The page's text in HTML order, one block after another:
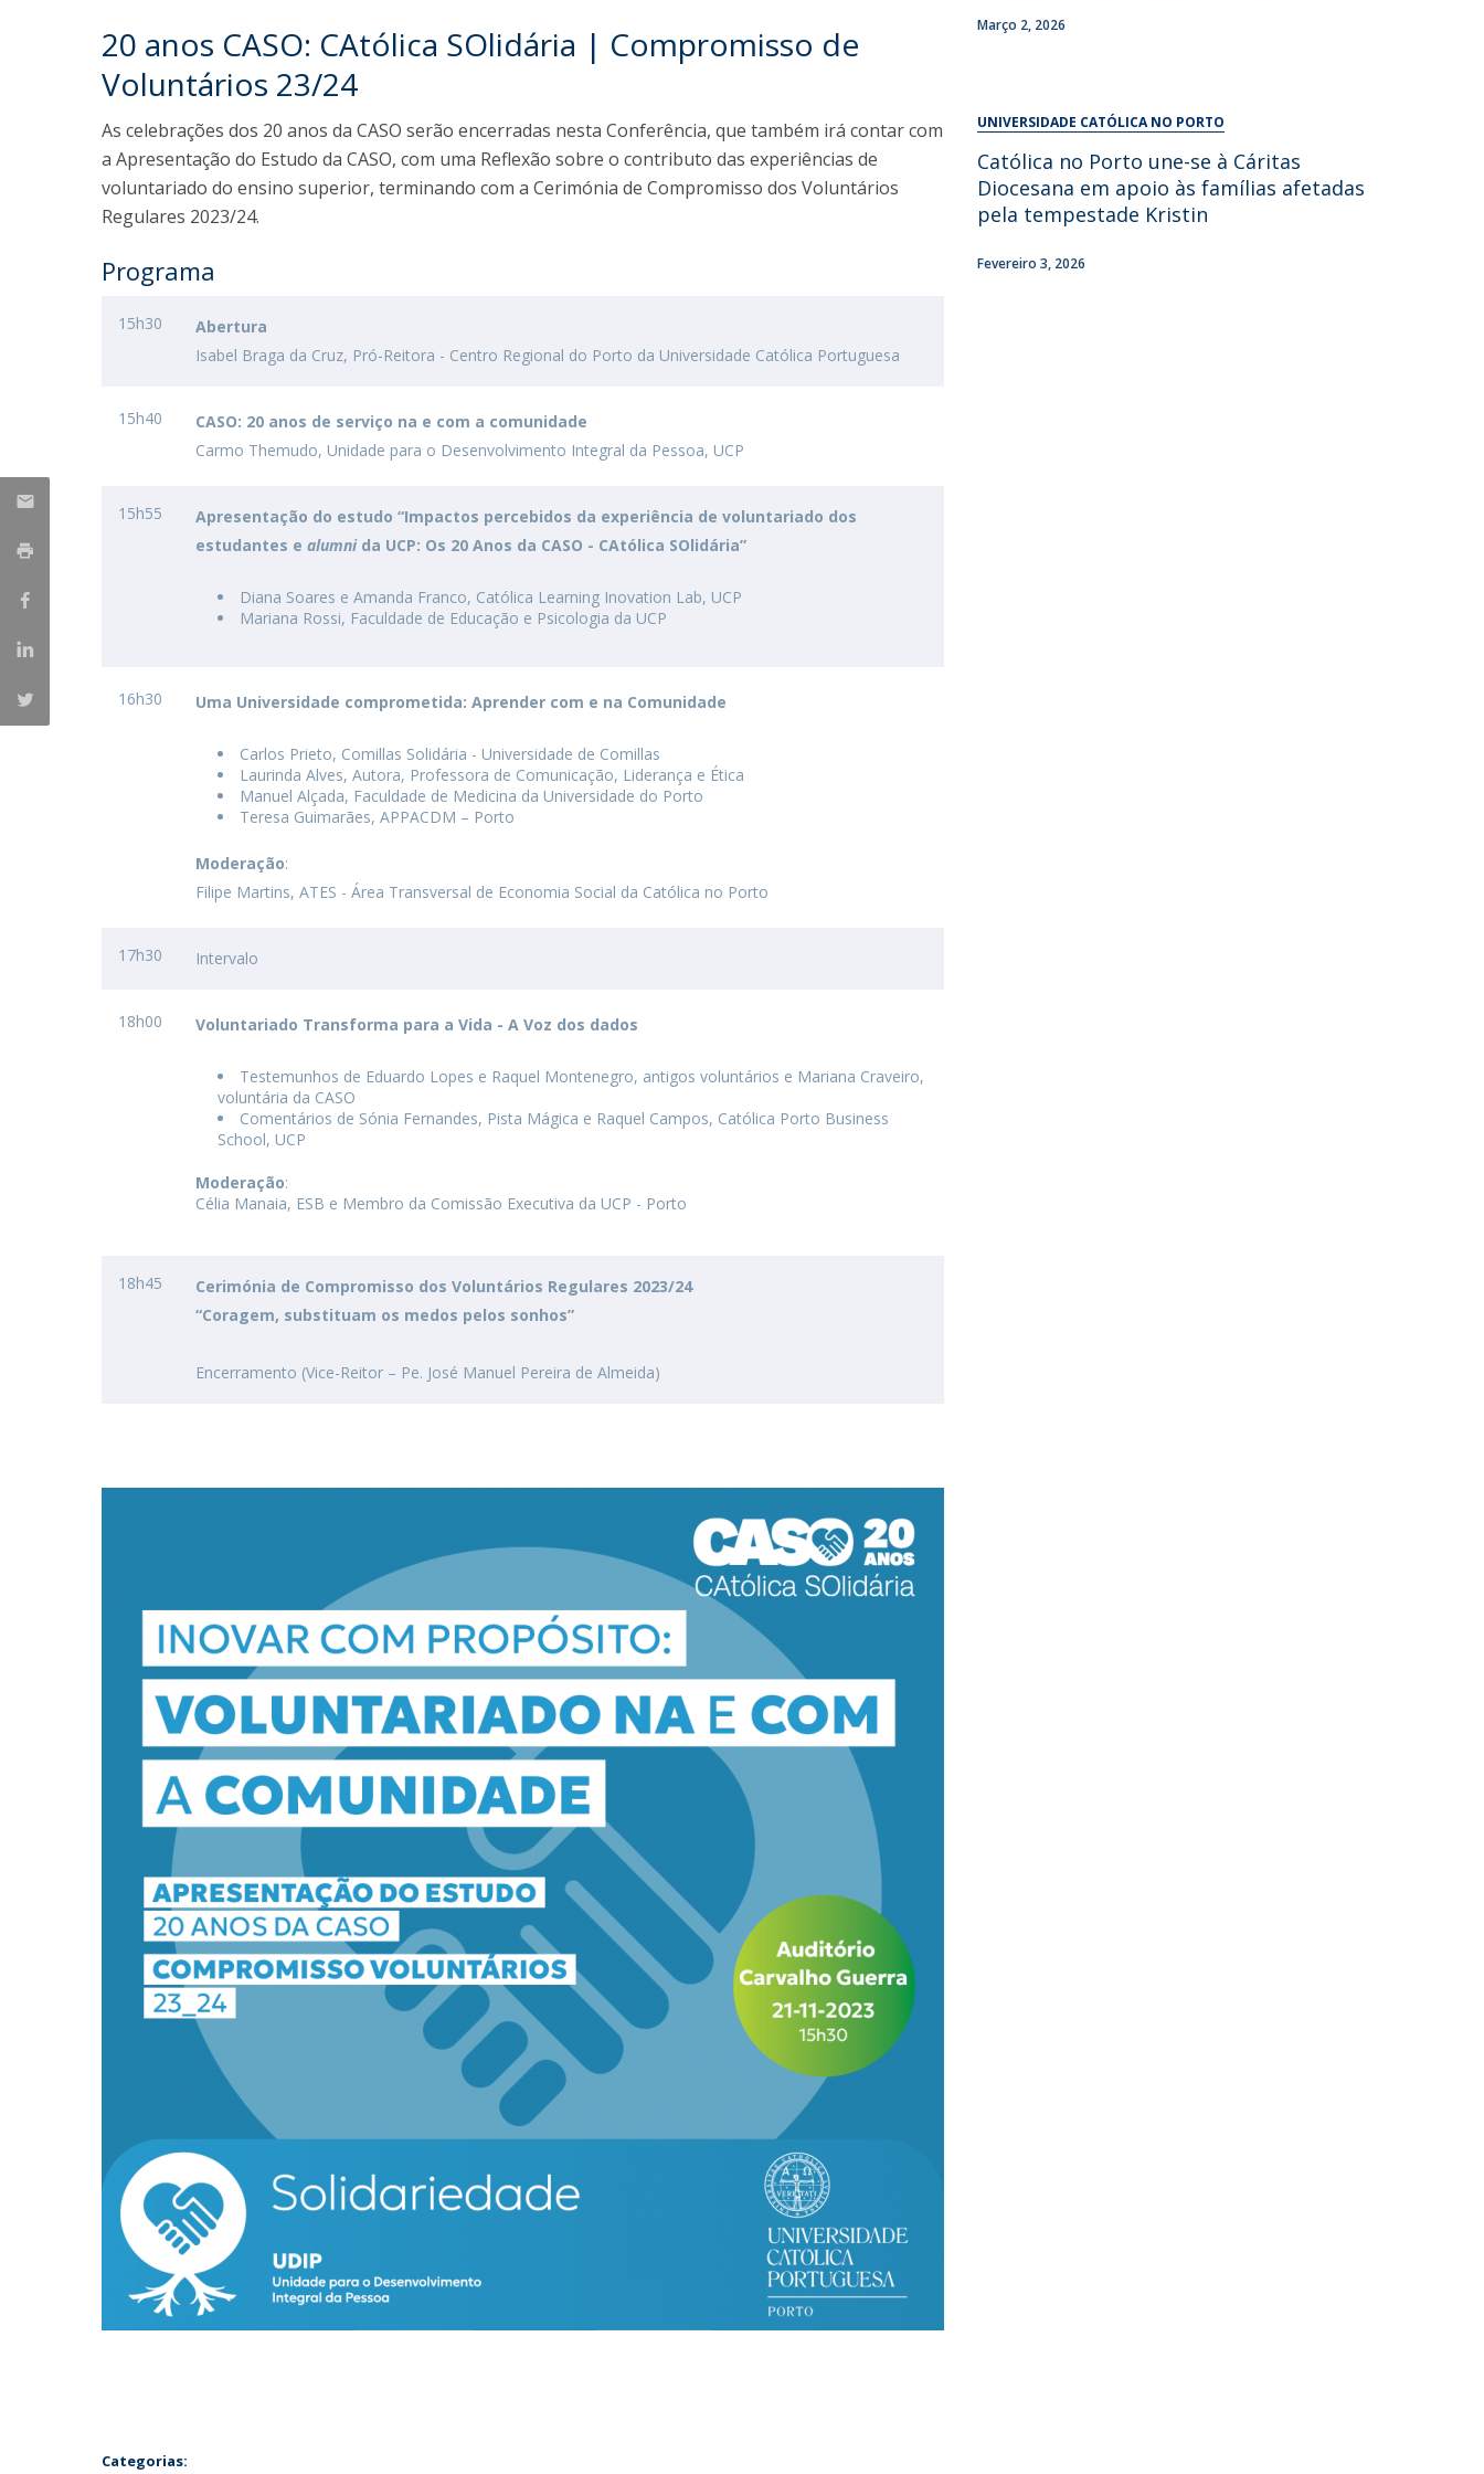
Research Centre for Human Development
| CEDH
Human Neurobehavioral Laboratory |
HNL
Iniciativas Nacionais
Associação de Antigos Alunos de Psicologia
UDIP
20 anos CASO: CAtólica SOlidária | Compromisso de
Voluntários 23/24
As celebrações dos 20 anos da CASO serão encerradas nesta Conferência, que também irá contar com
a Apresentação do Estudo da CASO, com uma Reflexão sobre o contributo das experiências de
voluntariado do ensino superior, terminando com a Cerimónia de Compromisso dos Voluntários
Regulares 2023/24.
Programa
15h30
Abertura
Isabel Braga da Cruz, Pró-Reitora - Centro Regional do Porto da Universidade Católica Portuguesa
15h40
CASO: 20 anos de serviço na e com a comunidade
Carmo Themudo, Unidade para o Desenvolvimento Integral da Pessoa, UCP
15h55
Apresentação do estudo “Impactos percebidos da experiência de voluntariado dos
estudantes e alumnida UCP: Os 20 Anos da CASO - CAtólica SOlidária”
Diana Soares e Amanda Franco, Católica Learning Inovation Lab, UCP
Mariana Rossi, Faculdade de Educação e Psicologia da UCP
16h30 Uma Universidade comprometida: Aprender com e na Comunidade
Carlos Prieto, Comillas Solidária - Universidade de Comillas
Laurinda Alves, Autora, Professora de Comunicação, Liderança e Ética
Manuel Alçada, Faculdade de Medicina da Universidade do Porto
Teresa Guimarães, APPACDM – Porto
Moderação:
Filipe Martins, ATES - Área Transversal de Economia Social da Católica no Porto
17h30 Intervalo
18h00 Voluntariado Transforma para a Vida - A Voz dos dados
Testemunhos de Eduardo Lopes e Raquel Montenegro, antigos voluntários e Mariana Craveiro,
voluntária da CASO
Comentários de Sónia Fernandes, Pista Mágica e Raquel Campos, Católica Porto Business
School, UCP
Moderação:
Célia Manaia, ESB e Membro da Comissão Executiva da UCP - Porto
18h45
Cerimónia de Compromisso dos Voluntários Regulares 2023/24
“Coragem, substituam os medos pelos sonhos”
Encerramento (Vice-Reitor – Pe. José Manuel Pereira de Almeida)
Categorias:
Março 2, 2026
UNIVERSIDADE CATÓLICA NO PORTO
Católica no Porto une-se à Cáritas
Diocesana em apoio às famílias afetadas
pela tempestade Kristin
Fevereiro 3, 2026